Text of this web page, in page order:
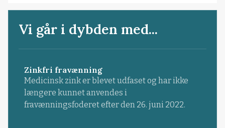
Vi går i dybden med...
Zinkfri fravænning
Medicinsk zink er blevet udfaset og har ikke
længere kunnet anvendes i
fravænningsfoderet efter den 26. juni 2022.